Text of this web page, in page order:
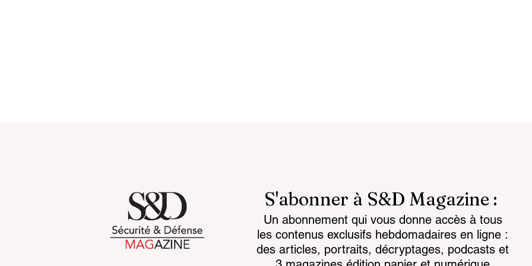
When more data makes
war harder to read
Vidéo intelligente :
l’éthique comme condition
de la confiance
Les maires face au défi
la sécurité publique
S'abonner à S&D Magazine :
Un abonnement qui vous donne accès à tous
les contenus exclusifs hebdomadaires en ligne :
des articles, portraits, décryptages, podcasts et